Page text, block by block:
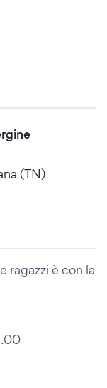
(TN)
ragazzi è con la